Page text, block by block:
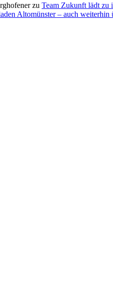
zu Team Zukunft lädt zu
Altomünster – auch weiterhin